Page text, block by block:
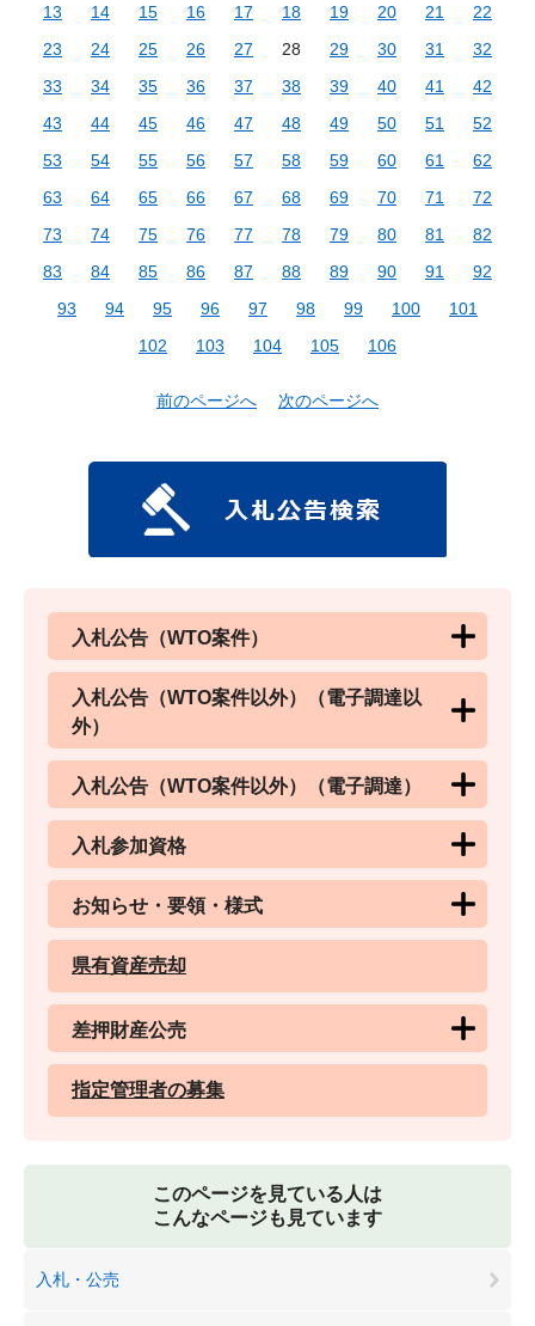
13
14 15 16 17 18 19 20 21
22
23
24 25 26 27 28 29 30 31
32
33
34 35 36 37 38 39 40 41
42
43
44 45 46 47 48 49 50 51
52
53
54 55 56 57 58 59 60 61
62
63
64 65 66 67 68 69 70 71
72
73
74 75 76 77 78 79 80 81
82
83
84 85 86 87 88 89 90 91
92
93
94 95 96 97 98 99 100
101
102
103 104 105 106
前のページへ 次のページへ
入札公告（WTO案件）
入札公告（WTO案件以外）（電子調達以
外）
入札公告（WTO案件以外）（電子調達）
入札参加資格
お知らせ・要領・様式
県有資産売却
差押財産公売
指定管理者の募集
このページを見ている人は
こんなページも見ています
入札・公売